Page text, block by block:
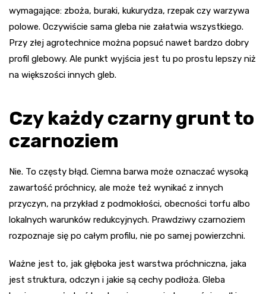
wymagające: zboża, buraki, kukurydza, rzepak czy warzywa
polowe. Oczywiście sama gleba nie załatwia wszystkiego.
Przy złej agrotechnice można popsuć nawet bardzo dobry
profil glebowy. Ale punkt wyjścia jest tu po prostu lepszy niż
na większości innych gleb.
Czy każdy czarny grunt to
czarnoziem
Nie. To częsty błąd. Ciemna barwa może oznaczać wysoką
zawartość próchnicy, ale może też wynikać z innych
przyczyn, na przykład z podmokłości, obecności torfu albo
lokalnych warunków redukcyjnych. Prawdziwy czarnoziem
rozpoznaje się po całym profilu, nie po samej powierzchni.
Ważne jest to, jak głęboka jest warstwa próchniczna, jaka
jest struktura, odczyn i jakie są cechy podłoża. Gleba